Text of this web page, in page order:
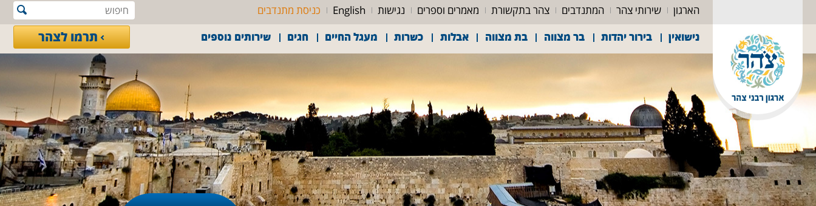
הארגון שירותי צהר המתנדבים צהר בתקשורת מאמרים וספרים נגישות English
כניסת מתנדבים
נישואין
בירור יהדות בר מצווה בת מצווה אבלות כשרות מעגל החיים חגים שירותים נוספים תרמו לצהר